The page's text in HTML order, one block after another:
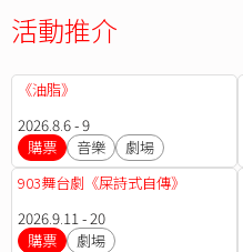
活動推介
《油脂》
2026.8.6 - 9
購票
音樂 劇場
903舞台劇《屎詩式自傳》
2026.9.11 - 20
購票
劇場